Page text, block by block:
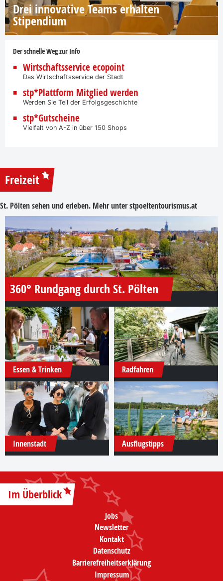
Drei innovative Teams erhalten
Stipendium
Der schnelle Weg zur Info
Wirtschaftsservice ecopoint
Das Wirtschaftsservice der Stadt
stp*Plattform Mitglied werden
Werden Sie Teil der Erfolgsgeschichte
stp*Gutscheine
Vielfalt von A-Z in über 150 Shops
Freizeit
St. Pölten sehen und erleben. Mehr unterstpoeltentourismus.at
360° Rundgang durch St. Pölten
Essen & Trinken Radfahren
Innenstadt Ausflugstipps
Im Überblick
Jobs
Newsletter
Kontakt
Datenschutz
Barrierefreiheitserklärung
Impressum